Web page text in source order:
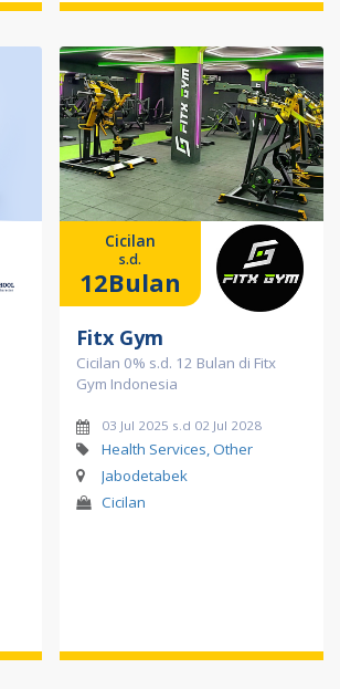
Cicilan
s.d.
12Bulan
Fitx Gym
Cicilan 0% s.d. 12 Bulan di Fitx
Gym Indonesia
03 Jul 2025 s.d 02 Jul 2028
Health Services, Other
Jabodetabek
Cicilan